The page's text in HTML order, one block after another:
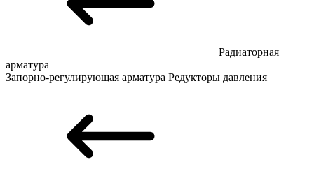
Радиаторная
арматура
Запорно-регулирующая арматура Редукторы давления